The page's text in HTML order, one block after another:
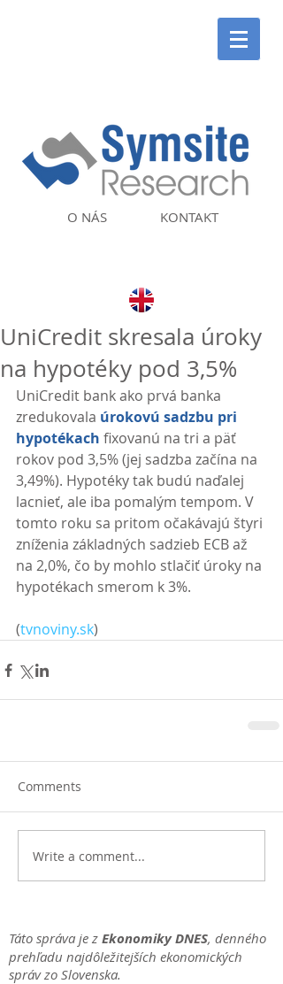
KONTAKT
O NÁS
UniCredit skresala úroky
na hypotéky pod 3,5%
UniCredit bank ako prvá banka
zredukovala úrokovú sadzbu pri
hypotékach fixovanú na tri a päť
rokov pod 3,5% (jej sadzba začína na
3,49%). Hypotéky tak budú naďalej
lacnieť, ale iba pomalým tempom. V
tomto roku sa pritom očakávajú štyri
zníženia základných sadzieb ECB až
na 2,0%, čo by mohlo stlačiť úroky na
hypotékach smerom k 3%.
(tvnoviny.sk)
Comments
Write a comment...
Táto správa je z Ekonomiky DNES, denného
prehľadu najdôležitejších ekonomických
správ zo Slovenska.